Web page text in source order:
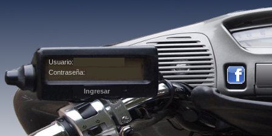
Usuario:
Contraseña: